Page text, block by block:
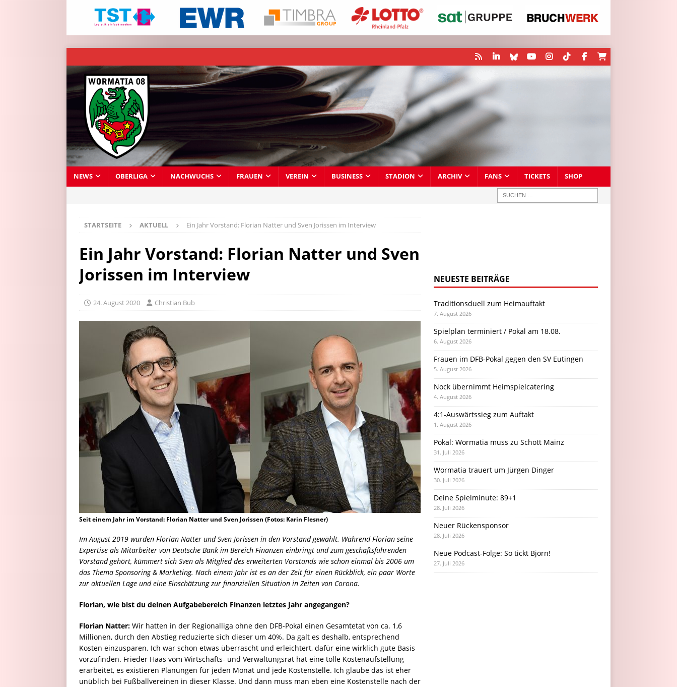
NEWS OBERLIGA NACHWUCHS FRAUEN VEREIN BUSINESS STADION ARCHIV FANS TICKETS SHOP
STARTSEITE AKTUELL Ein Jahr Vorstand: Florian Natter und Sven Jorissen im Interview
Ein Jahr Vorstand: Florian Natter und Sven
Jorissen im Interview
24. August 2020 Christian Bub
Seit einem Jahr im Vorstand: Florian Natter und Sven Jorissen (Fotos: Karin Flesner)
Im August 2019 wurden Florian Natter und Sven Jorissen in den Vorstand gewählt. Während Florian seine
Expertise als Mitarbeiter von Deutsche Bank im Bereich Finanzen einbringt und zum geschäftsführenden
Vorstand gehört, kümmert sich Sven als Mitglied des erweiterten Vorstands wie schon einmal bis 2006 um
das Thema Sponsoring & Marketing. Nach einem Jahr ist es an der Zeit für einen Rückblick, ein paar Worte
zur aktuellen Lage und eine Einschätzung zur finanziellen Situation in Zeiten von Corona.
Florian, wie bist du deinen Aufgabebereich Finanzen letztes Jahr angegangen?
Florian Natter: Wir hatten in der Regionalliga ohne den DFB-Pokal einen Gesamtetat von ca. 1,6
Millionen, durch den Abstieg reduzierte sich dieser um 40%. Da galt es deshalb, entsprechend
Kosten einzusparen. Ich war schon etwas überrascht und erleichtert, dafür eine wirklich gute Basis
vorzufinden. Frieder Haas vom Wirtschafts- und Verwaltungsrat hat eine tolle Kostenaufstellung
erarbeitet, es existieren Planungen für jeden Monat und jede Kostenstelle. Ich glaube das ist eher
unüblich bei Fußballvereinen in dieser Klasse. Und dann muss man eben eine Kostenstelle nach der
NEUESTE BEITRÄGE
Traditionsduell zum Heimauftakt
7. August 2026
Spielplan terminiert / Pokal am 18.08.
6. August 2026
Frauen im DFB-Pokal gegen den SV Eutingen
5. August 2026
Nock übernimmt Heimspielcatering
4. August 2026
4:1-Auswärtssieg zum Auftakt
1. August 2026
Pokal: Wormatia muss zu Schott Mainz
31. Juli 2026
Wormatia trauert um Jürgen Dinger
30. Juli 2026
Deine Spielminute: 89+1
28. Juli 2026
Neuer Rückensponsor
28. Juli 2026
Neue Podcast-Folge: So tickt Björn!
27. Juli 2026